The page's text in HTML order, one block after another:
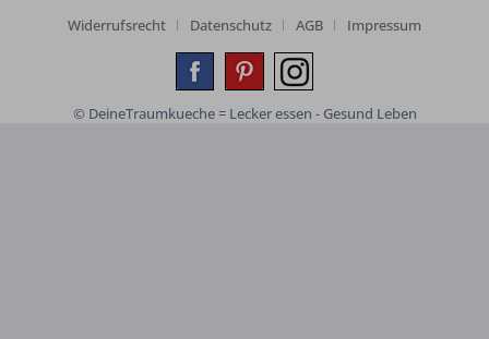
Widerrufsrecht
Datenschutz AGB Impressum
© DeineTraumkueche = Lecker essen - Gesund Leben